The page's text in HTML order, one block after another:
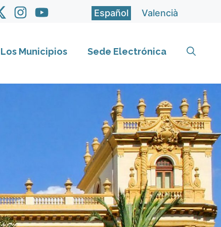
Español Valencià
Los Municipios Sede Electrónica